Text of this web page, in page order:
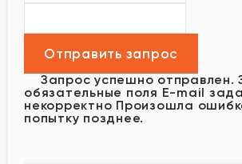
Запрос успешно отправлен.
обязательные поля E-mail
некорректно Произошла
попытку позднее.